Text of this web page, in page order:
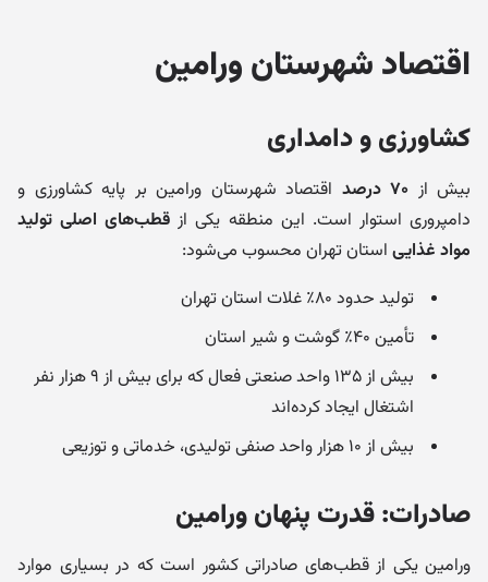
اقتصاد شهرستان ورامین
کشاورزی و دامداری
بیش از ۷۰ درصد
اقتصاد شهرستان ورامین بر پایه کشاورزی و
دامپروری استوار است. این منطقه یکی از قطب‌های اصلی تولید
مواد غذایی استان تهران محسوب می‌شود:
تولید حدود ۸۰٪ غلات استان تهران
تأمین ۴۰٪ گوشت و شیر استان
بیش از ۱۳۵ واحد صنعتی فعال که برای بیش از ۹ هزار نفر
اشتغال ایجاد کرده‌اند
بیش از ۱۰ هزار واحد صنفی تولیدی، خدماتی و توزیعی
صادرات: قدرت پنهان ورامین
ورامین یکی از قطب‌های صادراتی کشور است که در بسیاری موارد